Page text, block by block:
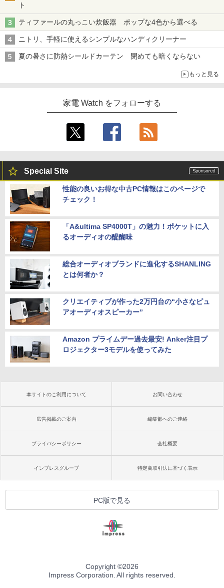
ト
ティファールの丸っこい炊飯器 ポップな4色から選べる
ニトリ、手軽に使えるシンプルなハンディクリーナー
夏の暑さに防熱シールドカーテン 閉めても暗くならない
もっと見る
家電 Watch をフォローする
Special Site
性能の良いお得な中古PC情報はこのページで
チェック！
「A&ultima SP4000T」の魅力！ポケットに入
るオーディオの醍醐味
総合オーディオブランドに進化するSHANLING
とは何者か？
クリエイティブが作った2万円台の“小さなピュ
アオーディオスピーカー”
Amazon プライムデー過去最安! Anker注目プ
ロジェクター3モデルを使ってみた
本サイトのご利用について お問い合わせ
広告掲載のご案内 編集部へのご連絡
プライバシーポリシー 会社概要
インプレスグループ 特定商取引法に基づく表示
PC版で見る
Copyright ©2026
Impress Corporation. All rights reserved.